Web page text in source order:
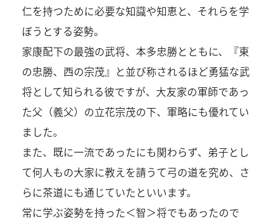
仁を持つために必要な知識や知恵と、それらを学
ぼうとする姿勢。
家康配下の最強の武将、本多忠勝とともに、『東
の忠勝、西の宗茂』と並び称されるほど勇猛な武
将として知られる彼ですが、大友家の軍師であっ
た父（義父）の立花宗茂の下、軍略にも優れてい
ました。
また、既に一流であったにも関わらず、弟子とし
て何人もの大家に教えを請うて弓の道を究め、さ
らに茶道にも通じていたといいます。
常に学ぶ姿勢を持った＜智＞将でもあったので